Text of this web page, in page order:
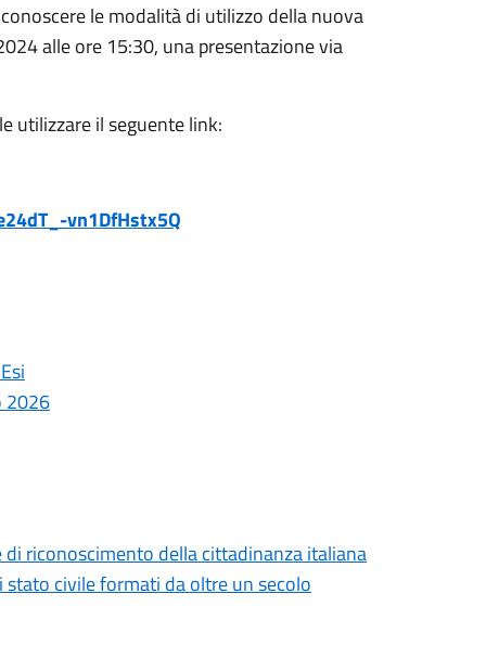
le modalità di utilizzo della nuova
alle ore 15:30, una presentazione via
utilizzare il seguente link:
vn1DfHstx5Q
2026
riconoscimento della cittadinanza italiana
civile formati da oltre un secolo